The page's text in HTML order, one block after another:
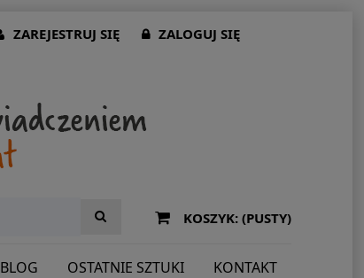
ZAREJESTRUJ SIĘ ZALOGUJ SIĘ
KOSZYK: (PUSTY)
BLOG OSTATNIE SZTUKI KONTAKT